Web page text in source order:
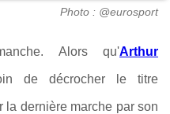
Photo : @eurosport
Alors qu'Arthur
de décrocher le titre
la dernière marche par son